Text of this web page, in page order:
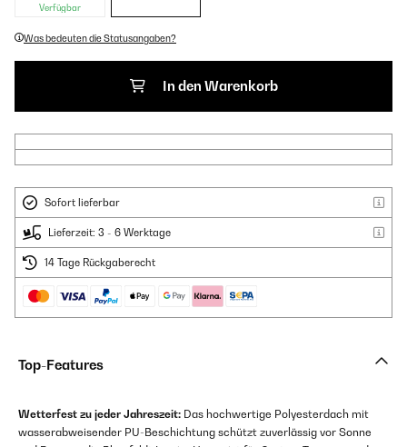
Verfügbar
Was bedeuten die Statusangaben?
In den Warenkorb
Sofort lieferbar
Lieferzeit: 3 - 6 Werktage
14 Tage Rückgaberecht
Top-Features
Wetterfest zu jeder Jahreszeit: Das hochwertige Polyesterdach mit
wasserabweisender PU-Beschichtung schützt zuverlässig vor Sonne